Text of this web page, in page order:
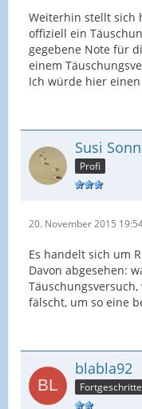
Weiterhin stellt sich
offiziell ein
gegebene Note für
einem
Ich würde hier
Susi
Profi
20. November 2015
Es handelt sich um
Davon abgesehen:
fälscht, um so eine
blabla92